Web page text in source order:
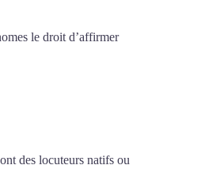
le droit d’affirmer
des locuteurs natifs ou